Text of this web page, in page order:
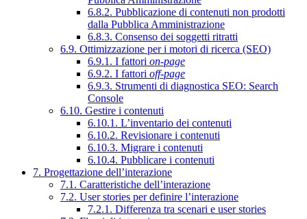
6.8.2. Pubblicazione di contenuti non prodotti
dalla Pubblica Amministrazione
6.8.3. Consenso dei soggetti ritratti
6.9. Ottimizzazione per i motori di ricerca (SEO)
6.9.1. I fattori on-page
6.9.2. I fattori off-page
6.9.3. Strumenti di diagnostica SEO: Search
Console
6.10. Gestire i contenuti
6.10.1. L’inventario dei contenuti
6.10.2. Revisionare i contenuti
6.10.3. Migrare i contenuti
6.10.4. Pubblicare i contenuti
7. Progettazione dell’interazione
7.1. Caratteristiche dell’interazione
7.2. User stories per definire l’interazione
7.2.1. Differenza tra scenari e user stories